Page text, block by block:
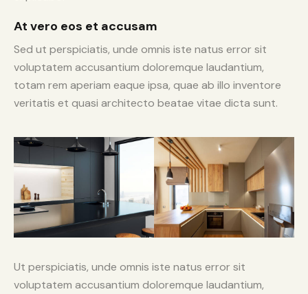
At vero eos et accusam
Sed ut perspiciatis, unde omnis iste natus error sit
voluptatem accusantium doloremque laudantium,
totam rem aperiam eaque ipsa, quae ab illo inventore
veritatis et quasi architecto beatae vitae dicta sunt.
Ut perspiciatis, unde omnis iste natus error sit
voluptatem accusantium doloremque laudantium,